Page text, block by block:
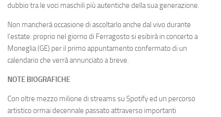
dubbio tra le voci maschili più autentiche della sua generazione.
Non mancherà occasione di ascoltarlo anche dal vivo durante
l’estate: proprio nel giorno di Ferragosto si esibirà in concerto a
Moneglia (GE) per il primo appuntamento confermato di un
calendario che verrà annunciato a breve.
NOTE BIOGRAFICHE
Con oltre mezzo milione di streams su Spotify ed un percorso
artistico ormai decennale passato attraverso importanti